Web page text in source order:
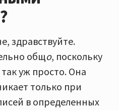
здравствуйте.
общо, поскольку
уж просто. Она
только при
в определенных